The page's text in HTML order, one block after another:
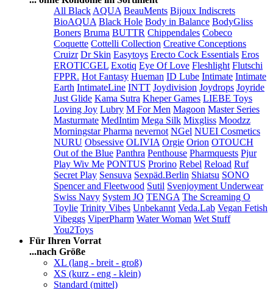
All Black AQUA BeauMents Bijoux Indiscrets
BioAQUA Black Hole Body in Balance BodyGliss
Boners Bruma BUTTR Chippendales Cobeco
Coquette Cottelli Collection Creative Conceptions
Cruizr Dr Skin Easytoys Erecto Cock Essentials Eros
EROTICGEL Exotiq Eye Of Love Fleshlight Flutschi
FPPR. Hot Fantasy Hueman ID Lube Intimate Intimate
Earth IntimateLine INTT Joydivision Joydrops Joyride
Just Glide Kama Sutra Kheper Games LIEBE Toys
Loving Joy Lubry M For Men Magoon Master Series
Masturmate MedIntim Mega Silk Mixgliss Moodzz
Morningstar Pharma nevernot NGel NUEI Cosmetics
NURU Obsessive OLIVIA Orgie Orion OTOUCH
Out of the Blue Panthra Penthouse Pharmquests Pjur
Play Wiv Me PONTUS Prorino Rebel Reload Ruf
Secret Play Sensuva Sexpäd.Berlin Shiatsu SONO
Spencer and Fleetwood Sutil Svenjoyment Underwear
Swiss Navy System JO TENGA The Screaming O
Toylie Trinity Vibes Unbekannt Veda.Lab Vegan Fetish
Vibeggs ViperPharm Water Woman Wet Stuff
You2Toys
Für Ihren Vorrat
...nach Größe
XL (lang - breit - groß)
XS (kurz - eng - klein)
Standard (mittel)